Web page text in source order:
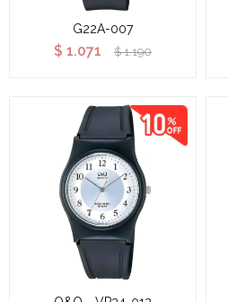
G22A-007
$ 1.071 $ 1.190